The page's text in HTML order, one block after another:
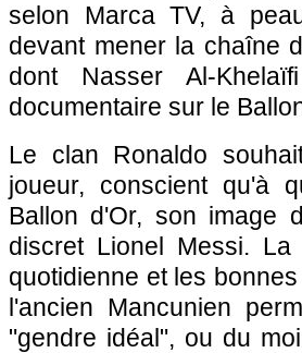
selon Marca TV, à
devant mener la chaîne
dont Nasser Al-
documentaire sur le
Le clan Ronaldo
joueur, conscient qu'à
Ballon d'Or, son image
discret Lionel Messi.
quotidienne et les
l'ancien Mancunien
"gendre idéal", ou du